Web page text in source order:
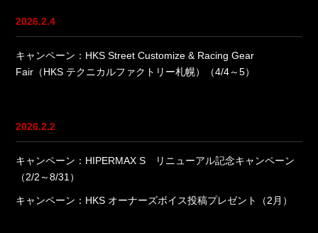
2026.2.4
キャンペーン：HKS Street Customize & Racing Gear
Fair（HKS テクニカルファクトリー札幌）（4/4～5）
2026.2.2
キャンペーン：HIPERMAX S リニューアル記念キャンペーン
（2/2～8/31）
キャンペーン：HKS オーナーズボイス投稿プレゼント（2月）